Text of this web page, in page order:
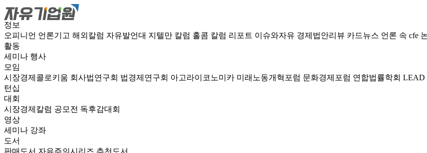
정보
오피니언 언론기고 해외칼럼 자유발언대 지텔만 칼럼 홀콤 칼럼 리포트 이슈와자유 경제법안리뷰 카드뉴스 언론 속 cfe
활동
세미나 행사
모임
시장경제콜로키움 회사법연구회 법경제연구회 아고라이코노미카 미래노동개혁포럼 문화경제포럼 연합법률학회 LEAD
턴십
대회
시장경제칼럼 공모전 독후감대회
영상
세미나 강좌
도서
판매도서 자유주의시리즈 추천도서